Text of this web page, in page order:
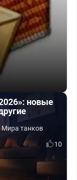
новые
танков
10